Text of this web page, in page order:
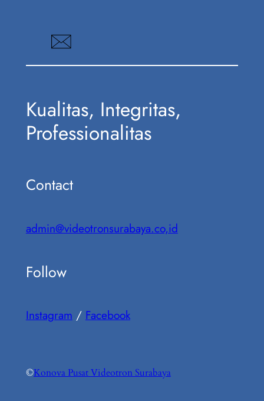
Kualitas, Integritas,
Professionalitas
Contact
admin@videotronsurabaya.co,id
Follow
Instagram / Facebook
©Konova Pusat Videotron Surabaya